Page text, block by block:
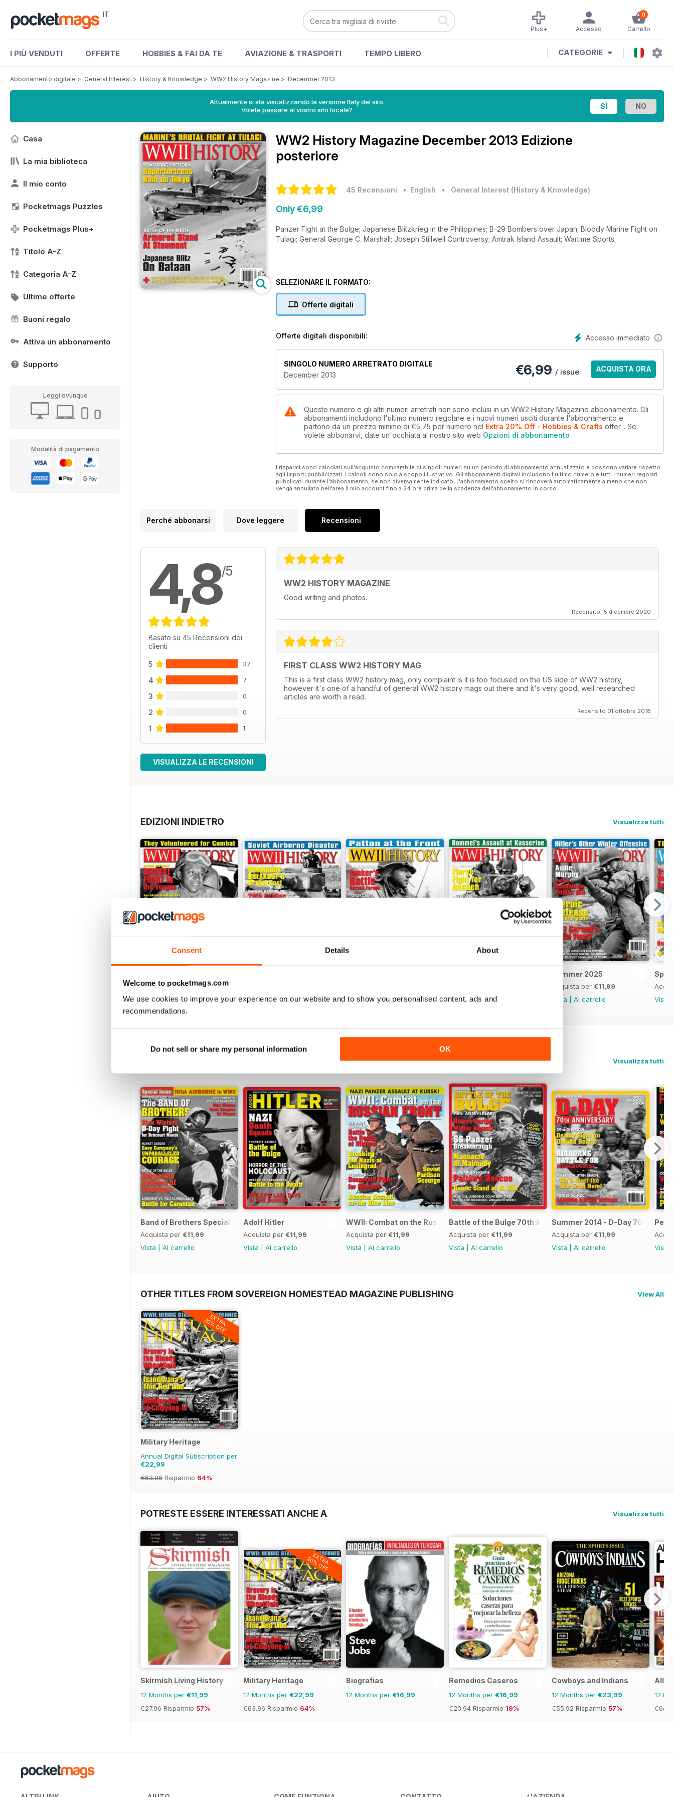
Consent Details About
Welcome to pocketmags.com
We use cookies to improve your experience on our website and to show you personalised content, ads and
recommendations.
Do not sell or share my personal information OK
IT 0
Carrello
Accesso
Plus+
I PIÙ VENDUTI OFFERTE HOBBIES & FAI DA TE AVIAZIONE & TRASPORTI TEMPO LIBERO CATEGORIE
Abbonamento digitale > General Interest > History & Knowledge > WW2 History Magazine > December 2013
Attualmente si sta visualizzando la versione Italy del sito.
Volete passare al vostro sito locale?
Casa
La mia biblioteca
Il mio conto
Pocketmags Puzzles
Pocketmags Plus+
Titolo A-Z
Categoria A-Z
Ultime offerte
Buoni regalo
Attiva un abbonamento
Supporto
Leggi ovunque
Modalità di pagamento
WW2 History Magazine December 2013 Edizione
posteriore
45 Recensioni • English • General Interest (History & Knowledge)
Only €6,99
Panzer Fight at the Bulge; Japanese Blitzkrieg in the Philippines; B-29 Bombers over Japan; Bloody Marine Fight on
Tulagi; General George C. Marshall; Joseph Stillwell Controversy; Amtrak Island Assault; Wartime Sports;
SELEZIONARE IL FORMATO:
Offerte digitali
Accesso immediato
Offerte digitali disponibili:
SINGOLO NUMERO ARRETRATO DIGITALE
December 2013
€6,99 / issue ACQUISTA ORA
Questo numero e gli altri numeri arretrati non sono inclusi in un WW2 History Magazine abbonamento. Gli
abbonamenti includono l'ultimo numero regolare e i nuovi numeri usciti durante l'abbonamento e
partono da un prezzo minimo di €5,75 per numero nel Extra 20% Off - Hobbies & Crafts offer. . Se
volete abbonarvi, date un'occhiata al nostro sito web Opzioni di abbonamento
I risparmi sono calcolati sull'acquisto comparabile di singoli numeri su un periodo di abbonamento annualizzato e possono variare rispetto
agli importi pubblicizzati. I calcoli sono solo a scopo illustrativo. Gli abbonamenti digitali includono l'ultimo numero e tutti i numeri regolari
pubblicati durante l'abbonamento, se non diversamente indicato. L'abbonamento scelto si rinnoverà automaticamente a meno che non
venga annullato nell'area Il mio account fino a 24 ore prima della scadenza dell'abbonamento in corso.
Perché abbonarsi Dove leggere Recensioni
4,8/5
Basato su 45 Recensioni dei
clienti
5 37
4 7
3 0
2 0
1 1
VISUALIZZA LE RECENSIONI
WW2 HISTORY MAGAZINE
Good writing and photos.
Recensito 15 dicembre 2020
FIRST CLASS WW2 HISTORY MAG
This is a first class WW2 history mag, only complaint is it is too focused on the US side of WW2 history,
however it's one of a handful of general WW2 history mags out there and it's very good, well researched
articles are worth a read.
Recensito 01 ottobre 2018
EDIZIONI INDIETRO Visualizza tutti
Acquista per€15,99
Vista|Al carrello
Vista|Al carrello
Vista|Al carrello
Vista|Al carrello
Summer 2025
Acquista per €11,99
Vista
Al carrello
Vista
Visualizza tutti
Band of Brothers Special Issue
Acquista per €11,99
Vista
Al carrello
Adolf Hitler
Acquista per €11,99
Vista
Al carrello
WWII: Combat on the Russian Front
Acquista per €11,99
Vista
Al carrello
Battle of the Bulge 70th Anniversary-Fall 2014
Acquista per €11,99
Vista
Al carrello
Summer 2014 - D-Day 70th
Acquista per €11,99
Vista
Al carrello
Vista
OTHER TITLES FROM SOVEREIGN HOMESTEAD MAGAZINE PUBLISHING View All
EXTRA
20% OFF
Military Heritage
Annual Digital Subscription per
€22,99
€63.96 Risparmio 64%
POTRESTE ESSERE INTERESSATI ANCHE A Visualizza tutti
Skirmish Living History
12 Months per €11,99
€27.96 Risparmio 57%
EXTRA
20% OFF
Military Heritage
12 Months per €22,99
€63.96 Risparmio 64%
Biografias
12 Months per €16,99
Remedios Caseros
12 Months per €16,99
€20.94 Risparmio 19%
Cowboys and Indians
12 Months per €23,99
€55.92 Risparmio 57%
All
12